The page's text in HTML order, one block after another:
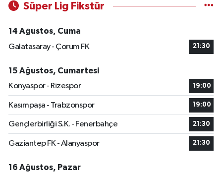
Süper Lig Fikstür
14 Ağustos, Cuma
Galatasaray - Çorum FK
21:30
15 Ağustos, Cumartesi
Konyaspor - Rizespor
19:00
Kasımpaşa - Trabzonspor 19:00
Gençlerbirliği S.K. - Fenerbahçe 21:30
Gaziantep FK - Alanyaspor 21:30
16 Ağustos, Pazar